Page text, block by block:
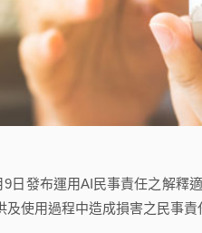
9日發布運用AI民事責任之解釋
使用過程中造成損害之民事